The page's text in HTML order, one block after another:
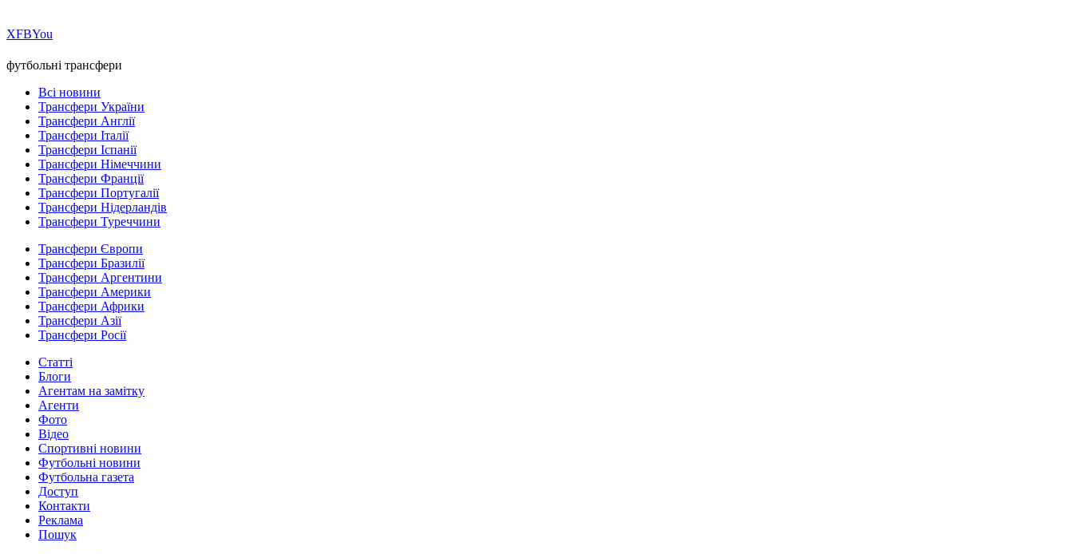
ХFBYou
футбольні трансфери
Всі новини
Трансфери України
Трансфери Англії
Трансфери Італії
Трансфери Іспанії
Трансфери Німеччини
Трансфери Франції
Трансфери Португалії
Трансфери Нідерландів
Трансфери Туреччини
Трансфери Європи
Трансфери Бразилії
Трансфери Аргентини
Трансфери Америки
Трансфери Африки
Трансфери Азії
Трансфери Росії
Статті
Блоги
Агентам на замітку
Агенти
Фото
Відео
Спортивні новини
Футбольні новини
Футбольна газета
Доступ
Контакти
Реклама
Пошук